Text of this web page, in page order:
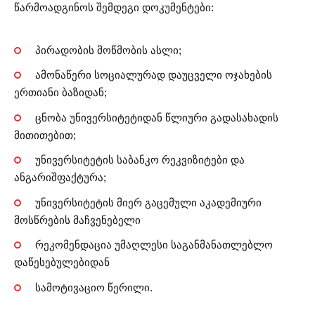
წარმოადგინოს შემდეგი დოკუმენტები:
პირადობის მოწმობის ასლი;
ამონაწერი სოციალურად დაუცველი ოჯახების
ერთიანი ბაზიდან;
ცნობა უნივერსიტეტიდან წლიური გადასახადის
მითითებით;
უნივერსიტეტის საბანკო რეკვიზიტები და
ანგარიშფაქტურა;
უნივერსიტეტის მიერ გაცემული აკადემიური
მოსწრების მაჩვენებელი
რეკომენდაცია უმაღლესი საგანმანათლებლო
დაწესებულებიდან
სამოტივაციო წერილი.